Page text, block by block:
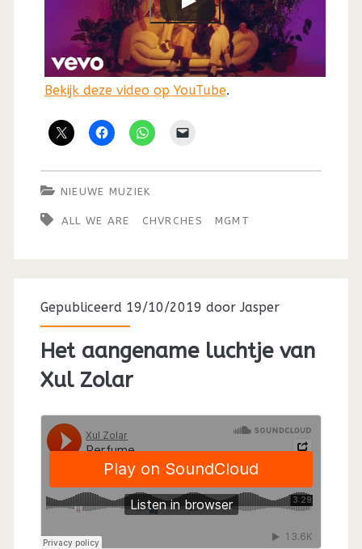
Bekijk deze video op YouTube.
NIEUWE MUZIEK
ALL WE ARE CHVRCHES MGMT
Gepubliceerd 19/10/2019 doorJasper
Het aangename luchtje van
Xul Zolar